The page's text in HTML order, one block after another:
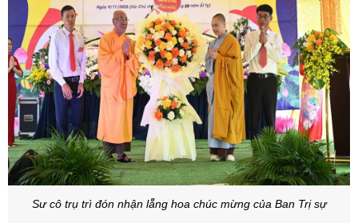
Sư cô trụ trì đón nhận lẵng hoa chúc mừng của Ban Trị sự